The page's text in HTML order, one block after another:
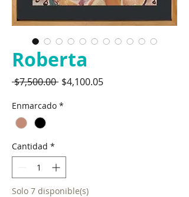
Roberta
$7,500.00 Precio
$4,100.05Precio
Enmarcado *
Cantidad *
Solo 7 disponible(s)